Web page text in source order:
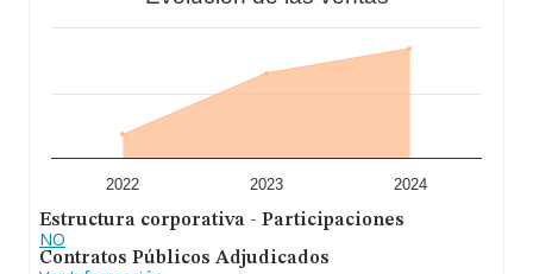
de ampliar la información relativa al ámbito de la
empresa, la media de empleados es de 4. La media de
antigüedad desde la constitución es de 18 años.
Acuitec S.L
técnicas para la piscicultura y acuicultura. En cuanto a la
empresa ha perdido posiciones frente al 2024.
2022 2023 2024
Estructura corporativa - Participaciones
NO
Contratos Públicos Adjudicados